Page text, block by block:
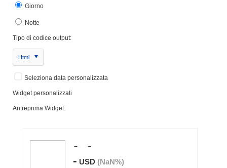
Giorno
Notte
Tipo di codice output:
Html
Seleziona data personalizzata
Widget personalizzati
Antreprima Widget: